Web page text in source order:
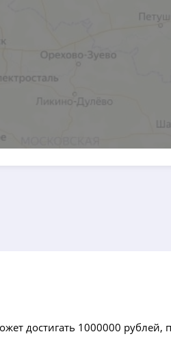
достигать 1000000 рублей,